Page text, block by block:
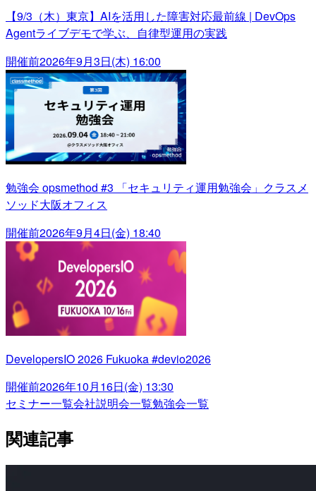
【9/3（木）東京】AIを活用した障害対応最前線 | DevOps
Agentライブデモで学ぶ、自律型運用の実践
開催前2026年9月3日(木) 16:00
勉強会 opsmethod #3 「セキュリティ運用勉強会」クラスメ
ソッド大阪オフィス
開催前2026年9月4日(金) 18:40
DevelopersIO 2026 Fukuoka #devio2026
開催前2026年10月16日(金) 13:30
セミナー一覧会社説明会一覧勉強会一覧
関連記事